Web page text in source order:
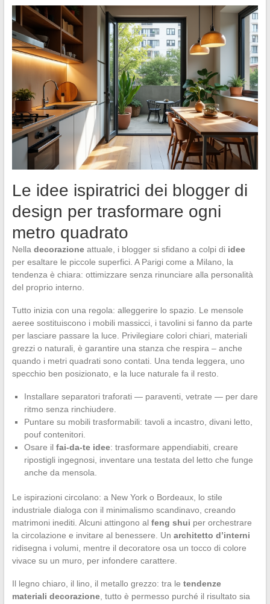
Le idee ispiratrici dei blogger di
design per trasformare ogni
metro quadrato
Nella decorazioneattuale, i blogger si sfidano a colpi di idee
per esaltare le piccole superfici. A Parigi come a Milano, la
tendenza è chiara: ottimizzare senza rinunciare alla personalità
del proprio interno.
Tutto inizia con una regola: alleggerire lo spazio. Le mensole
aeree sostituiscono i mobili massicci, i tavolini si fanno da parte
per lasciare passare la luce. Privilegiare colori chiari, materiali
grezzi o naturali, è garantire una stanza che respira – anche
quando i metri quadrati sono contati. Una tenda leggera, uno
specchio ben posizionato, e la luce naturale fa il resto.
Installare separatori traforati — paraventi, vetrate — per dare
ritmo senza rinchiudere.
Puntare su mobili trasformabili: tavoli a incastro, divani letto,
pouf contenitori.
Osare il fai-da-te idee: trasformare appendiabiti, creare
ripostigli ingegnosi, inventare una testata del letto che funge
anche da mensola.
Le ispirazioni circolano: a New York o Bordeaux, lo stile
industriale dialoga con il minimalismo scandinavo, creando
matrimoni inediti. Alcuni attingono al feng shui per orchestrare
la circolazione e invitare al benessere. Un architetto d’interni
ridisegna i volumi, mentre il decoratore osa un tocco di colore
vivace su un muro, per infondere carattere.
Il legno chiaro, il lino, il metallo grezzo: tra le tendenze
materiali decorazione, tutto è permesso purché il risultato sia